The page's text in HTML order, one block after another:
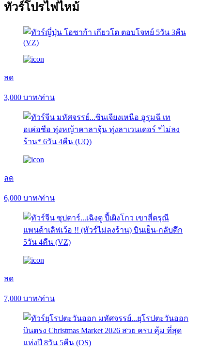
ทัวร์โปรไฟไหม้
ลด
3,000 บาท/ท่าน
ลด
6,000 บาท/ท่าน
ลด
7,000 บาท/ท่าน